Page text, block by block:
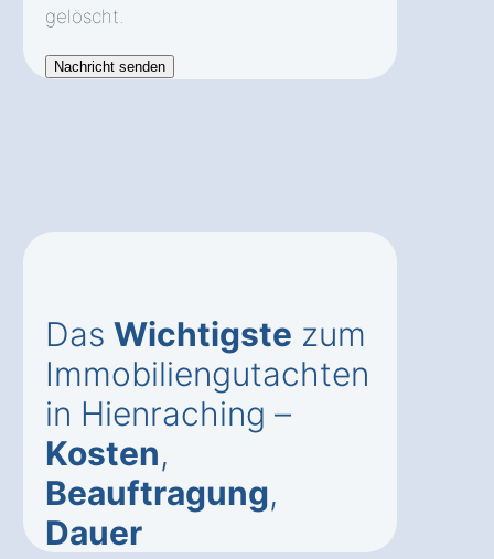
gelöscht.
Das Wichtigste zum
Immobiliengutachten
in Hienraching –
Kosten,
Beauftragung,
Dauer